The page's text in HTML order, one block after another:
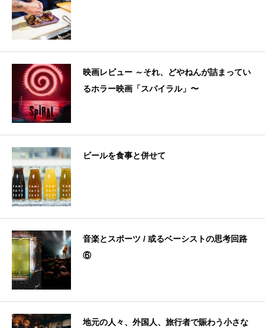
映画レビュー ～それ、どやねんが詰まってい
るホラー映画「スパイラル」〜
ビールを食事と併せて
音楽とスポーツ / 或るベーシストの思考回路
⑥
地元の人々、外国人、旅行者で賑わう小さな